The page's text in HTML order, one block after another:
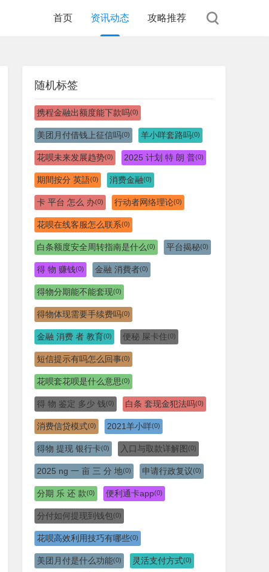
首页 资讯动态 攻略推荐
随机标签
携程金融出额度能下款吗(0)
美团月付借钱上征信吗(0) 羊小咩套路吗(0)
花呗未来发展趋势(0) 2025 计划 特 朗 普(0)
期間按分 英語(0) 消费金融(0)
卡 平台 怎么 办(0) 行动者网络理论(0)
花呗在线客服怎么联系(0)
白条额度安全周转指南是什么(0) 平台揭秘(0)
得 物 赚钱(0) 金融 消費者(0)
得物分期能不能套现(0)
得物体现需要手续费吗(0)
金融 消费 者 教育(0) 便秘 屎卡住(0)
短信提示有吗怎么回事(0)
花呗套花呗是什么意思(0)
得 物 鉴定 多少 钱(0) 白条 套现金犯法吗(0)
消费信贷模式(0) 2021羊小咩(0)
得物 提现 银行卡(0) 入口与取款详解图 (0)
2025 ng 一 亩 三 分 地(0) 申请行政复议(0)
分期 乐 还 款(0) 便利通卡app(0)
分付如何提现到钱包 (0)
花呗高效利用技巧有哪些(0)
美团月付是什么功能(0) 灵活支付方式(0)